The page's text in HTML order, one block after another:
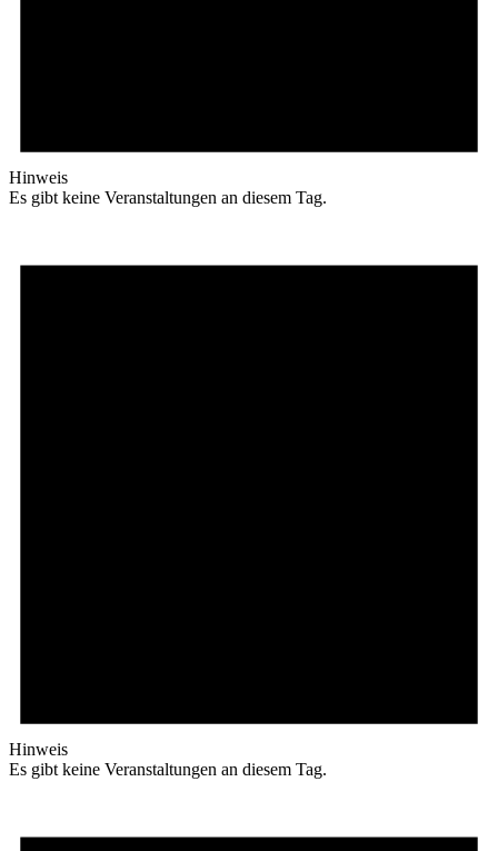
Hinweis
Es gibt keine Veranstaltungen an diesem Tag.
Hinweis
Es gibt keine Veranstaltungen an diesem Tag.